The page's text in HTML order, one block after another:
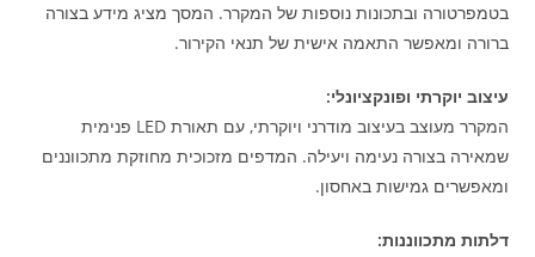
בטמפרטורה ובתכונות נוספות של המקרר. המסך מציג מידע בצורה
ברורה ומאפשר התאמה אישית של תנאי הקירור.
עיצוב יוקרתי ופונקציונלי:
המקרר מעוצב בעיצוב מודרני ויוקרתי, עם תאורת LED פנימית
שמאירה בצורה נעימה ויעילה. המדפים מזכוכית מחוזקת מתכווננים
ומאפשרים גמישות באחסון.
דלתות מתכווננות: